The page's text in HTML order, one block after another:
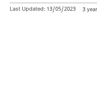
Last Updated: 13/05/2023 3